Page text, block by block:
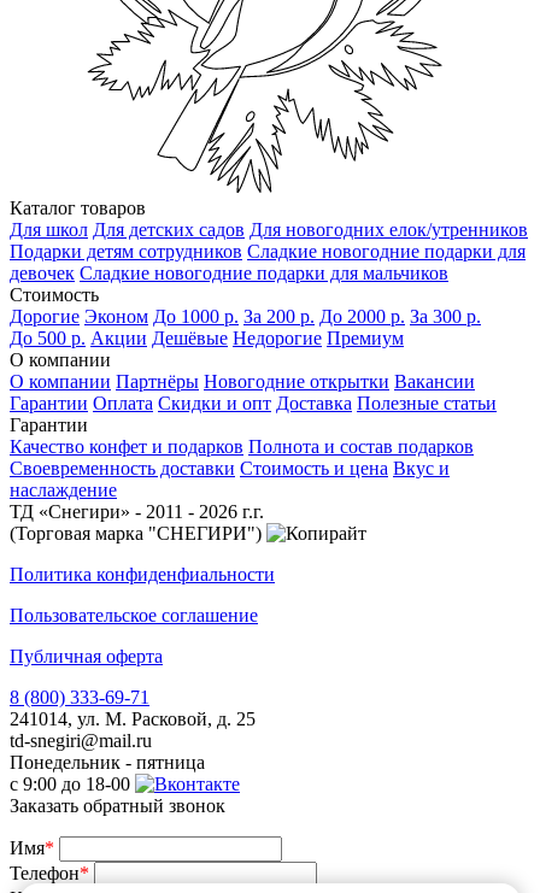
Каталог товаров
Для школ Для детских садов Для новогодних елок/утренников
Подарки детям сотрудников Сладкие новогодние подарки для
девочек Сладкие новогодние подарки для мальчиков
Стоимость
Дорогие Эконом До 1000 р. За 200 р. До 2000 р. За 300 р.
До 500 р. Акции Дешёвые Недорогие Премиум
О компании
О компании Партнёры Новогодние открытки Вакансии
Гарантии Оплата Скидки и опт Доставка Полезные статьи
Гарантии
Качество конфет и подарков Полнота и состав подарков
Своевременность доставки Стоимость и цена Вкус и
наслаждение
ТД «Снегири» - 2011 - 2026 г.г.
(Торговая марка "СНЕГИРИ")
Политика конфиденфиальности
Пользовательское соглашение
Публичная оферта
8 (800) 333-69-71
241014, ул. М. Расковой, д. 25
td-snegiri@mail.ru
Понедельник - пятница
с 9:00 до 18-00
Заказать обратный звонок
Имя*
Телефон*